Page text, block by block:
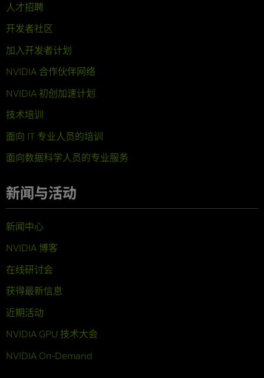
人才招聘
开发者社区
加入开发者计划
NVIDIA 合作伙伴网络
NVIDIA 初创加速计划
技术培训
面向 IT 专业人员的培训
面向数据科学人员的专业服务
新闻与活动
新闻中心
NVIDIA 博客
在线研讨会
获得最新信息
近期活动
NVIDIA GPU 技术大会
NVIDIA On-Demand